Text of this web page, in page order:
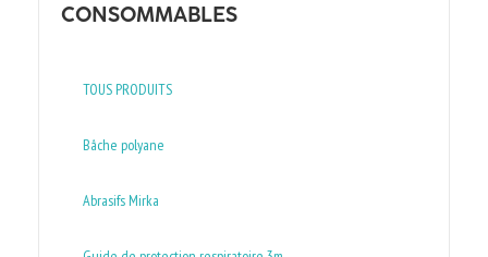
CONSOMMABLES
TOUS PRODUITS
Bâche polyane
Abrasifs Mirka